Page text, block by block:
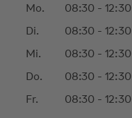
Mo.
08:30 - 12:30
Di.
08:30 - 12:30
Mi.
08:30 - 12:30
Do.
08:30 - 12:30
Fr.
08:30 - 12:30